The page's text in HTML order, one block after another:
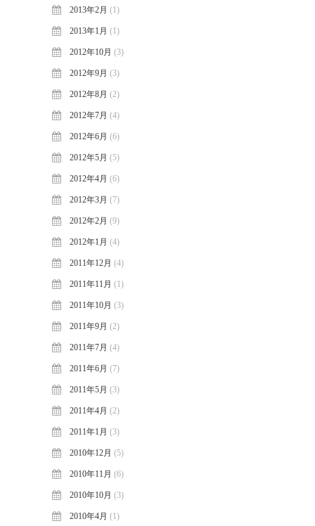
2013年2月 (1)
2013年1月 (1)
2012年10月 (3)
2012年9月 (3)
2012年8月 (2)
2012年7月 (4)
2012年6月 (6)
2012年5月 (5)
2012年4月 (6)
2012年3月 (7)
2012年2月 (9)
2012年1月 (4)
2011年12月 (4)
2011年11月 (1)
2011年10月 (3)
2011年9月 (2)
2011年7月 (4)
2011年6月 (7)
2011年5月 (3)
2011年4月 (2)
2011年1月 (3)
2010年12月 (5)
2010年11月 (6)
2010年10月 (3)
2010年4月 (1)